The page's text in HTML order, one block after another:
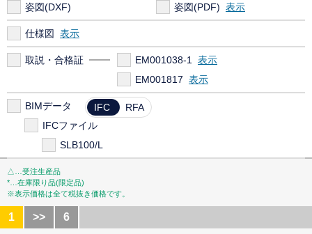
姿図(DXF) 姿図(PDF)
仕様図
取説・合格証
EM001038-1
EM001817
BIMデータ IFC
RFA
IFCファイル
SLB100/L
△…受注生産品
*…在庫限り品(限定品)
※表示価格は全て税抜き価格です。
1 >> 6